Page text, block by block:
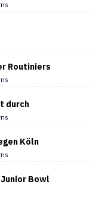
Routiniers
durch
Köln
Bowl